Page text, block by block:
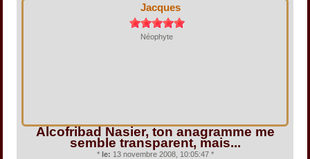
Jacques
Néophyte
Alcofribad Nasier, ton anagramme me
semble transparent, mais...
* le: 13 novembre 2008, 10:05:47 *